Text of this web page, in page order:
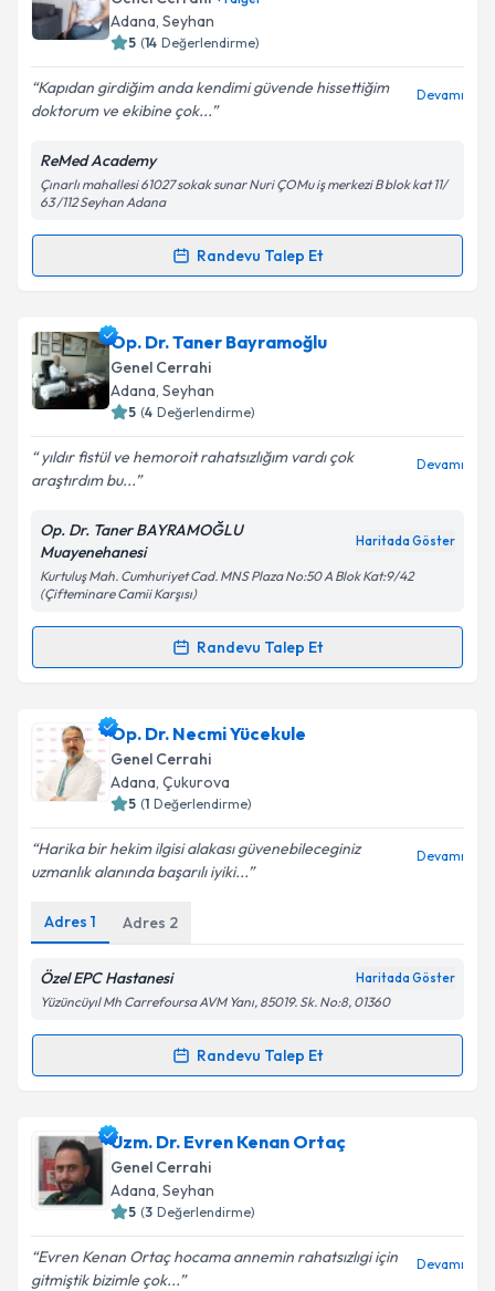
Takvim Talebini Gönder
takvim hazırlandığında e-posta ile bilgilendireceğiz.
Kişisel verilerimin işlenmesine ilişkin
Metni'ni okudum ve kişisel verilerimin belirtilen
kapsamda işlenmesini kabul ediyorum.
Takvim Talebini Gönder
Adana, Seyhan
5 (14 Değerlendirme)
Kapıdan girdiğim anda kendimi güvende hissettiğim
doktorum ve ekibine çok...
Devamı
ReMed Academy
Çınarlı mahallesi 61027 sokak sunar Nuri ÇOMu iş merkezi B blok kat 11/
63 /112 Seyhan Adana
Randevu Talep Et
Randevu Takvimi Talebi
Doç. Dr. Merih Altıokiçin randevu takvimi talebi
oluşturun. Size bu uzmandan randevu almanız için bir
takvim hazırlandığında e-posta ile bilgilendireceğiz.
Kişisel verilerimin işlenmesine ilişkin
Aydınlatma
Metni'ni okudum ve kişisel verilerimin belirtilen
kapsamda işlenmesini kabul ediyorum.
Takvim Talebini Gönder
Op. Dr. Taner Bayramoğlu
Genel Cerrahi
Adana, Seyhan
5 (4 Değerlendirme)
yıldır fistül ve hemoroit rahatsızlığım vardı çok
araştırdım bu...
Devamı
Op. Dr. Taner BAYRAMOĞLU
Muayenehanesi
Haritada Göster
Kurtuluş Mah. Cumhuriyet Cad. MNS Plaza No:50 A Blok Kat:9/42
(Çifteminare Camii Karşısı)
Randevu Talep Et
Randevu Takvimi Talebi
Op. Dr. Taner Bayramoğluiçin randevu takvimi
talebi oluşturun. Size bu uzmandan randevu almanız
için bir takvim hazırlandığında e-posta ile
bilgilendireceğiz.
E-posta Adresiniz
Kişisel verilerimin işlenmesine ilişkinAydınlatma
Metni'ni okudum ve kişisel verilerimin belirtilen
kapsamda işlenmesini kabul ediyorum.
Takvim Talebini Gönder
Op. Dr. Necmi Yücekule
Genel Cerrahi
Adana, Çukurova
5 (1 Değerlendirme)
Harika bir hekim ilgisi alakası güvenebileceginiz
uzmanlık alanında başarılı iyiki...
Devamı
Adres 1 Adres 2
Özel EPC Hastanesi Haritada Göster
Yüzüncüyıl Mh Carrefoursa AVM Yanı, 85019. Sk. No:8, 01360
Randevu Talep Et
Randevu Takvimi Talebi
Op. Dr. Necmi Yücekuleiçin randevu takvimi talebi
oluşturun. Size bu uzmandan randevu almanız için bir
takvim hazırlandığında e-posta ile bilgilendireceğiz.
Uzm. Dr. Evren Kenan Ortaç
Genel Cerrahi
Adana, Seyhan
5 (3 Değerlendirme)
Evren Kenan Ortaç hocama annemin rahatsızlıgi için
gitmiştik bizimle çok...
Devamı